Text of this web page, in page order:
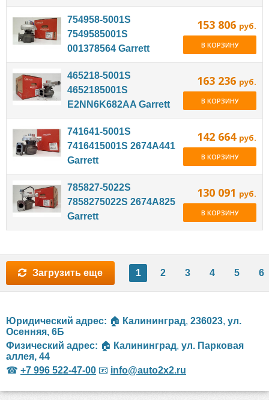
754958-5001S
7549585001S
001378564 Garrett
153 806 руб.
В КОРЗИНУ
465218-5001S
4652185001S
E2NN6K682AA Garrett
163 236 руб.
В КОРЗИНУ
741641-5001S
7416415001S 2674A441
Garrett
142 664 руб.
В КОРЗИНУ
785827-5022S
7858275022S 2674A825
Garrett
130 091 руб.
В КОРЗИНУ
Загрузить еще 1 2 3 4 5 6
Юридический адрес: 🏠 Калининград, 236023, ул.
Осенняя, 6Б
Физический адрес: 🏠 Калининград, ул. Парковая
аллея, 44
☎ +7 996 522-47-00 📧 info@auto2x2.ru